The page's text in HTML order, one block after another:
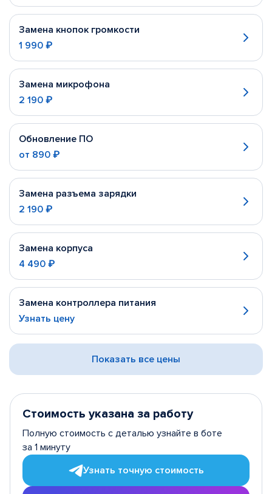
Замена кнопок громкости
1 990 ₽
Замена микрофона
2 190 ₽
Обновление ПО
от 890 ₽
Замена разъема зарядки
2 190 ₽
Замена корпуса
4 490 ₽
Замена контроллера питания
Узнать цену
Показать все цены
Стоимость указана за работу
Полную стоимость с деталью узнайте в боте
за 1 минуту
Узнать точную стоимость